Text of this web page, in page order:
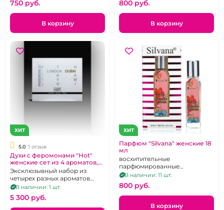
750 pуб.
В корзину
800 pуб.
В корзину
ХИТ
5.0 1 отзыв
Духи с феромонами "Hot"
женские сет из 4 ароматов,
4х5 мл
Эксклюзывный набор из
четырех разных ароматов
небольшого размера.
Объем-5мл.
В наличии: 1 шт.
5 300 pуб.
ХИТ
Парфюм "Silvana" женские 18
мл
восхитительные
парфюмированные
композиции для привлечения
мужчин, ароматы в
ассортименте, 18 мл
В наличии: 11 шт.
800 pуб.
В корзину